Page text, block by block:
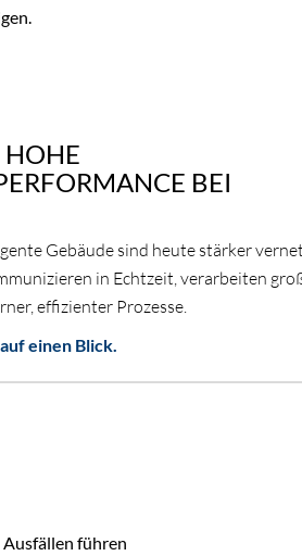
HOHE
BEI
Gebäude sind heute stärker
in Echtzeit, verarbeiten
effizienter Prozesse.
einen Blick.
führen